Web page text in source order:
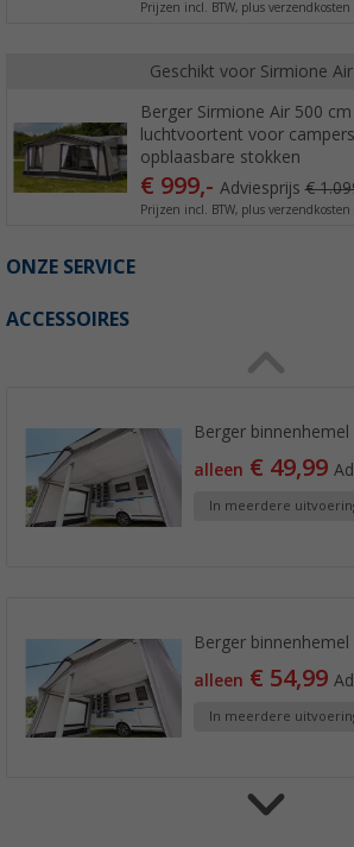
Prijzen incl. BTW, plus verzendkosten
Geschikt voor Sirmione
Berger Sirmione Air 500 cm
luchtvoortent voor
opblaasbare stokken
€ 999,- Adviesprijs€
Prijzen incl. BTW, plus verzendkosten
ONZE SERVICE
ACCESSOIRES
Berger
alleen € 49,99
In meerdere
Berger
alleen € 54,99
In meerdere